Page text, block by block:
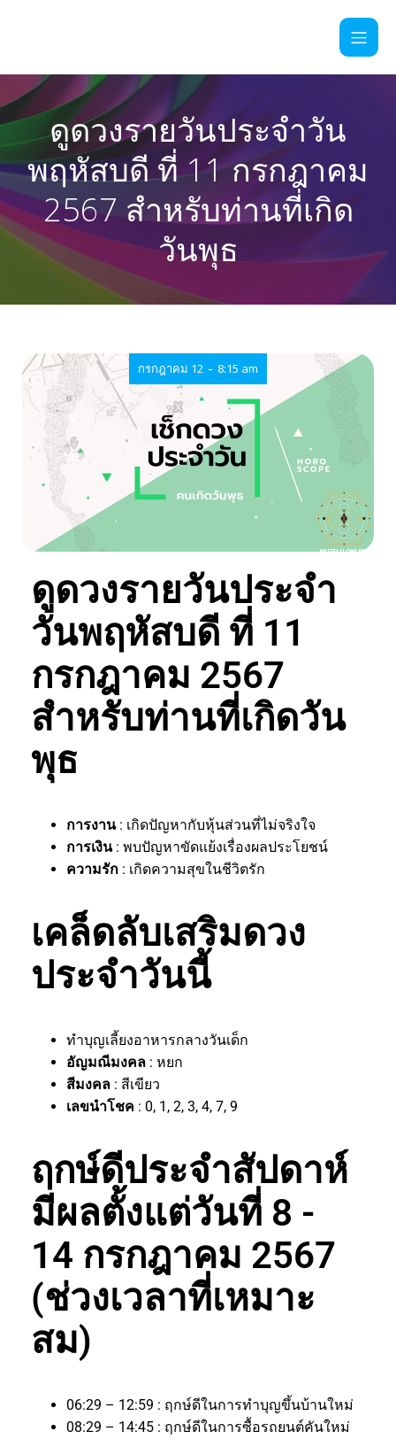
ดูดวงรายวันประจำวัน
พฤหัสบดี ที่ 11 กรกฎาคม
2567 สำหรับท่านที่เกิด
วันพุธ
กรกฎาคม 12 - 8:15 am
ดูดวงรายวันประจำ
วันพฤหัสบดี ที่ 11
กรกฎาคม 2567
สำหรับท่านที่เกิดวัน
พุธ
การงาน: เกิดปัญหากับหุ้นส่วนที่ไม่จริงใจ
การเงิน: พบปัญหาขัดแย้งเรื่องผลประโยชน์
ความรัก : เกิดความสุขในชีวิตรัก
เคล็ดลับเสริมดวง
ประจำวันนี้
ทำบุญเลี้ยงอาหารกลางวันเด็ก
อัญมณีมงคล : หยก
สีมงคล : สีเขียว
เลขนำโชค : 0, 1, 2, 3, 4, 7, 9
ฤกษ์ดีประจำสัปดาห์
มีผลตั้งแต่วันที่ 8 -
14 กรกฎาคม 2567
(ช่วงเวลาที่เหมาะ
สม)
06:29 – 12:59 : ฤกษ์ดีในการทำบุญขึ้นบ้านใหม่
08:29 – 14:45 : ฤกษ์ดีในการซื้อรถยนต์คันใหม่